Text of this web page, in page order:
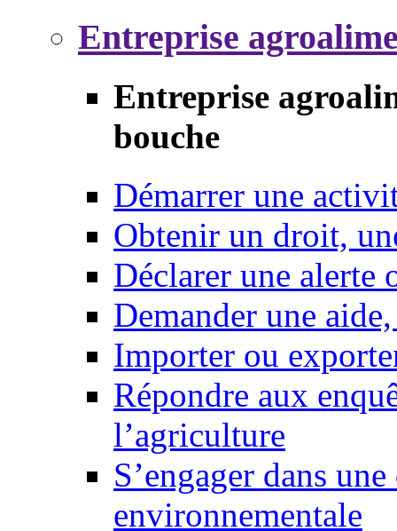
Entreprise
Entreprise
bouche
Démarrer une
Obtenir un droit,
Déclarer une alerte
Demander une
Importer ou
Répondre aux
l’agriculture
S’engager dans
environnementale